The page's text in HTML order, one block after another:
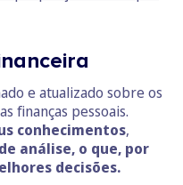
e atualizado sobre os
finanças pessoais.
conhecimentos,
análise, o que, por
decisões.